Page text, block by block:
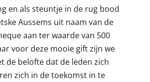
en als steuntje in de rug bood
Aussems uit naam van de
aan ter waarde van 500
voor deze mooie gift zijn we
de belofte dat de leden zich
zich in de toekomst in te